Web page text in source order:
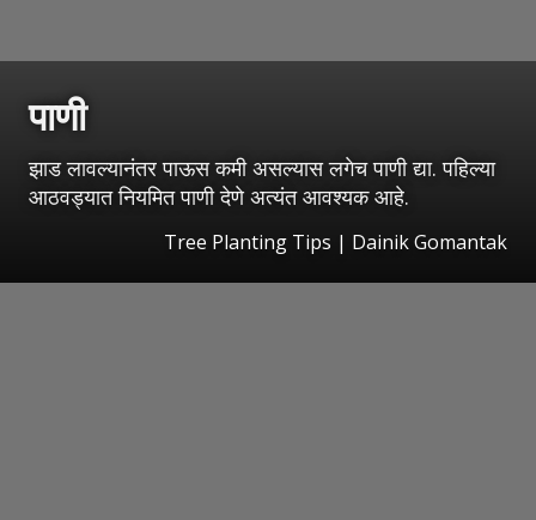
पाणी
झाड लावल्यानंतर पाऊस कमी असल्यास लगेच पाणी द्या. पहिल्या
आठवड्यात नियमित पाणी देणे अत्यंत आवश्यक आहे.
Tree Planting Tips | Dainik Gomantak